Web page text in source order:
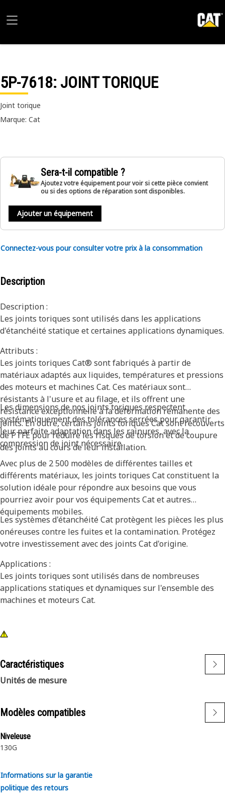
5P-7618: JOINT TORIQUE
Joint torique
Marque: Cat
Sera-t-il compatible ?
Ajoutez votre équipement pour voir si cette pièce convient
ou si des options de réparation sont disponibles.
Ajouter un équipement
Connectez-vous pour consulter votre prix à la consommation
Description
Description :
Les joints toriques sont utilisés dans les applications
d'étanchéité statique et certaines applications dynamiques.
Attributs :
Les joints toriques Cat® sont fabriqués à partir de
matériaux adaptés aux liquides, températures et pressions
des moteurs et machines Cat. Ces matériaux sont
résistants à l'usure et au filage, et ils offrent une
résistance exceptionnelle à la déformation rémanente des
joints. En outre, certains joints toriques Cat sont recouverts
de PTFE pour réduire les risques de torsion et de coupure
des joints au cours de leur installation.
Les dimensions de nos joints toriques respectent
systématiquement des tolérances serrées pour garantir
leur parfaite adaptation dans les rainures, avec la
compression de joint nécessaire.
Avec plus de 2 500 modèles de différentes tailles et
différents matériaux, les joints toriques Cat constituent la
solution idéale pour répondre aux besoins que vous
pourriez avoir pour vos équipements Cat et autres
équipements mobiles.
Les systèmes d'étanchéité Cat protègent les pièces les plus
onéreuses contre les fuites et la contamination. Protégez
votre investissement avec des joints Cat d'origine.
Applications :
Les joints toriques sont utilisés dans de nombreuses
applications statiques et dynamiques sur l'ensemble des
machines et moteurs Cat.
Caractéristiques
Unités de mesure
Modèles compatibles
Niveleuse
130G
Informations sur la garantie
politique des retours